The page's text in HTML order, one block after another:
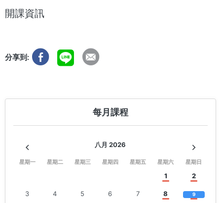
開課資訊
分享到:
每月課程
八月 2026
星期一 星期二 星期三 星期四 星期五 星期六 星期日
1 2
3 4 5 6 7 8 9